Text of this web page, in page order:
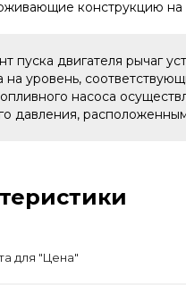
конструкцию
пуска двигателя рычаг
на уровень,
насоса
давления,
для "Цена"